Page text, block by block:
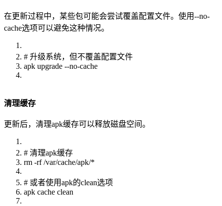
在更新过程中，某些包可能会尝试覆盖配置文件。使用--no-
cache选项可以避免这种情况。
# 升级系统，但不覆盖配置文件
apk upgrade --no-cache
清理缓存
更新后，清理apk缓存可以释放磁盘空间。
# 清理apk缓存
rm -rf /var/cache/apk/*
# 或者使用apk的clean选项
apk cache clean